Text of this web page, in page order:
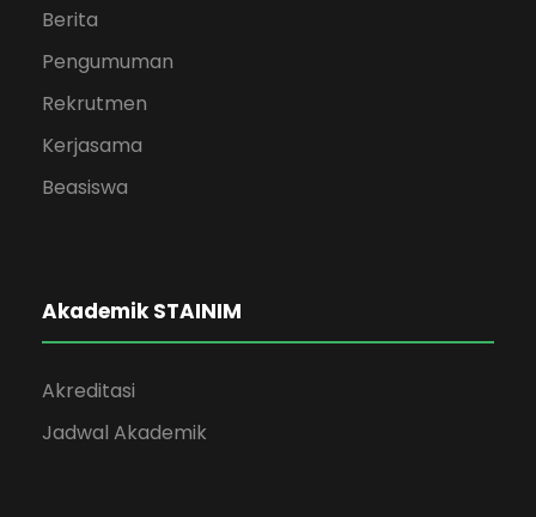
Berita
Pengumuman
Rekrutmen
Kerjasama
Beasiswa
Akademik STAINIM
Akreditasi
Jadwal Akademik